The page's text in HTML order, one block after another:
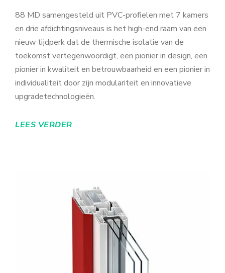
88 MD samengesteld uit PVC-profielen met 7 kamers
en drie afdichtingsniveaus is het high-end raam van een
nieuw tijdperk dat de thermische isolatie van de
toekomst vertegenwoordigt, een pionier in design, een
pionier in kwaliteit en betrouwbaarheid en een pionier in
individualiteit door zijn modulariteit en innovatieve
upgradetechnologieën.
LEES VERDER